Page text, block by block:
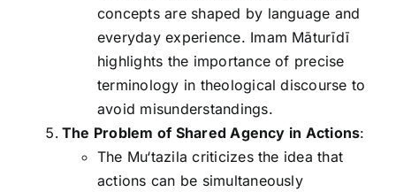
concepts are shaped by language and
everyday experience. Imam Māturīdī
highlights the importance of precise
terminology in theological discourse to
avoid misunderstandings.
The Problem of Shared Agency in Actions:
The Mu‘tazila criticizes the idea that
actions can be simultaneously